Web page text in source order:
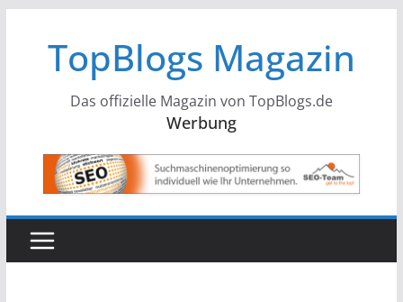
springenTopBlogs Magazin
Das offizielle Magazin von TopBlogs.de
Werbung